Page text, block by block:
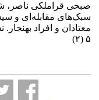
صبحی قراملکی ناصر،
سبک‌های مقابله‌ای و